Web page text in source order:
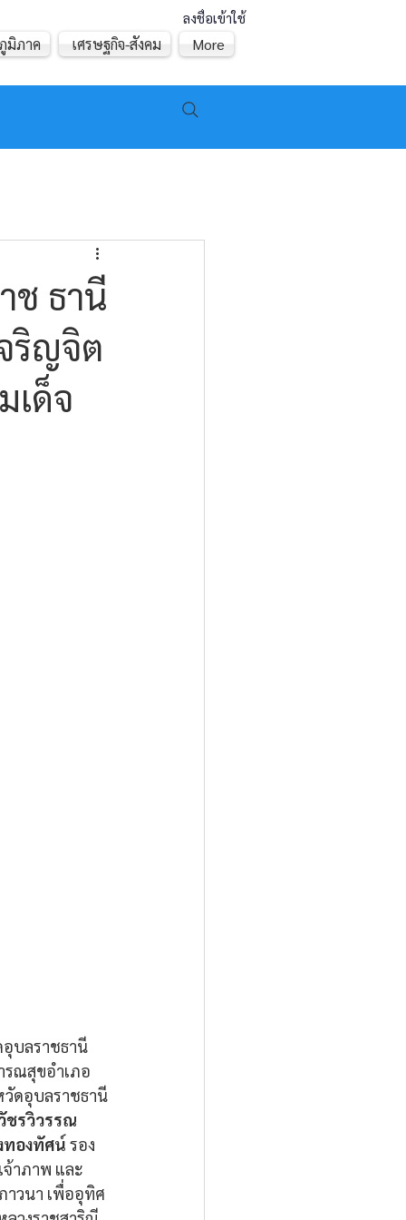
ลงชื่อเข้าใช้
มิภาค เศรษฐกิจ-สังคม More
ช ธานี
ริญจิต
เด็จ
บลราชธานี
รณสุขอำเภอ
ดอุบลราชธานี
ชรวิวรรณ
ทองทัศน์ รอง
าภาพ และ
าวนา เพื่ออุทิศ